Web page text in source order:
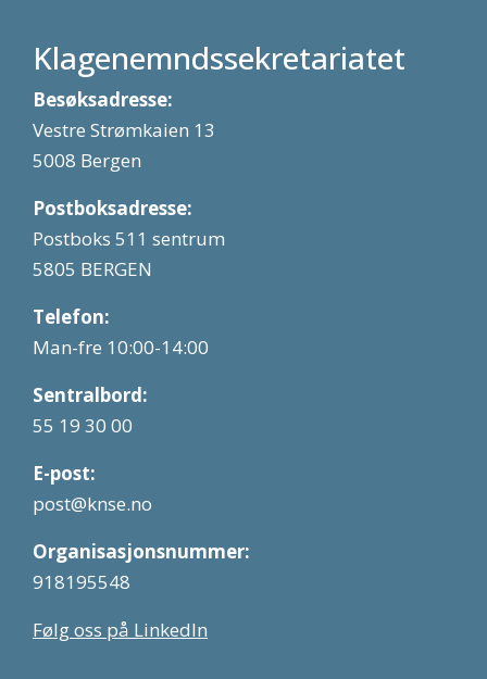
Klagenemndssekretariatet
Besøksadresse:
Vestre Strømkaien 13
5008 Bergen
Postboksadresse:
Postboks 511 sentrum
5805 BERGEN
Telefon:
Man-fre 10:00-14:00
Sentralbord:
55 19 30 00
E-post:
post@knse.no
Organisasjonsnummer:
918195548
Følg oss på LinkedIn